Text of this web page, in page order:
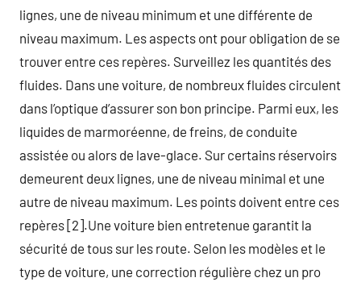
lignes, une de niveau minimum et une différente de
niveau maximum. Les aspects ont pour obligation de se
trouver entre ces repères. Surveillez les quantités des
fluides. Dans une voiture, de nombreux fluides circulent
dans l’optique d’assurer son bon principe. Parmi eux, les
liquides de marmoréenne, de freins, de conduite
assistée ou alors de lave-glace. Sur certains réservoirs
demeurent deux lignes, une de niveau minimal et une
autre de niveau maximum. Les points doivent entre ces
repères [2].Une voiture bien entretenue garantit la
sécurité de tous sur les route. Selon les modèles et le
type de voiture, une correction régulière chez un pro